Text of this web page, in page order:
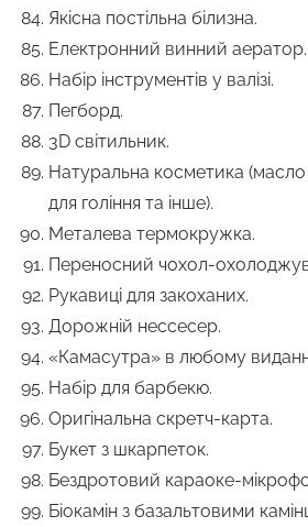
Якісна постільна білизна.
Електронний винний аератор.
Набір інструментів у валізі.
Пегборд.
3D світильник.
Натуральна косметика
для гоління та інше).
Металева термокружка.
Переносний чохол-
Рукавиці для закоханих.
Дорожній нессесер.
«Камасутра» в любому
Набір для барбекю.
Оригінальна скретч-карта.
Букет з шкарпеток.
Бездротовий караоке-
Біокамін з базальтовими